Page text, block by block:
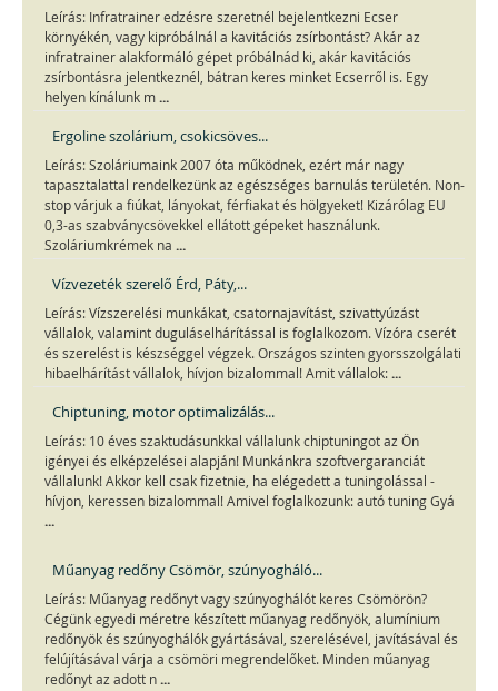
Leírás: Infratrainer edzésre szeretnél bejelentkezni Ecser
környékén, vagy kipróbálnál a kavitációs zsírbontást? Akár az
infratrainer alakformáló gépet próbálnád ki, akár kavitációs
zsírbontásra jelentkeznél, bátran keres minket Ecserről is. Egy
helyen kínálunk m ...
Ergoline szolárium, csokicsöves...
Leírás: Szoláriumaink 2007 óta működnek, ezért már nagy
tapasztalattal rendelkezünk az egészséges barnulás területén. Non-
stop várjuk a fiúkat, lányokat, férfiakat és hölgyeket! Kizárólag EU
0,3-as szabványcsövekkel ellátott gépeket használunk.
Szoláriumkrémek na ...
Vízvezeték szerelő Érd, Páty,...
Leírás: Vízszerelési munkákat, csatornajavítást, szivattyúzást
vállalok, valamint duguláselhárítással is foglalkozom. Vízóra cserét
és szerelést is készséggel végzek. Országos szinten gyorsszolgálati
hibaelhárítást vállalok, hívjon bizalommal! Amit vállalok: ...
Chiptuning, motor optimalizálás...
Leírás: 10 éves szaktudásunkkal vállalunk chiptuningot az Ön
igényei és elképzelései alapján! Munkánkra szoftvergaranciát
vállalunk! Akkor kell csak fizetnie, ha elégedett a tuningolással -
hívjon, keressen bizalommal! Amivel foglalkozunk: autó tuning Gyá
...
Műanyag redőny Csömör, szúnyogháló...
Leírás: Műanyag redőnyt vagy szúnyoghálót keres Csömörön?
Cégünk egyedi méretre készített műanyag redőnyök, alumínium
redőnyök és szúnyoghálók gyártásával, szerelésével, javításával és
felújításával várja a csömöri megrendelőket. Minden műanyag
redőnyt az adott n ...